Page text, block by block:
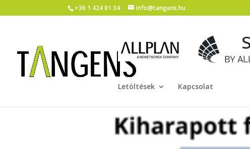
+36 1 424 01 34 info@tangens.hu
Letöltések Kapcsolat